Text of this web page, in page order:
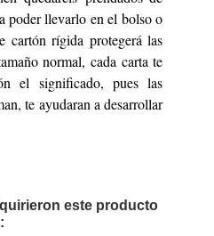
poder llevarlo en el bolso o
cartón rígida protegerá las
normal, cada carta te
el significado, pues las
te ayudaran a desarrollar
este producto